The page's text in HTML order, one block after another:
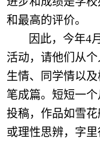
和最高的评价。
因此，今年4
活动，请他们从
生情、同学情以
笔成篇。短短一
投稿，作品如雪花
或理性思辨，字